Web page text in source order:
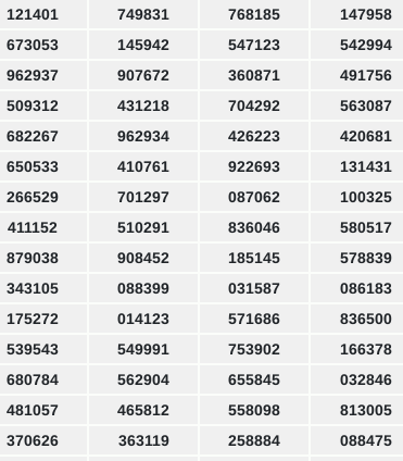
121401 749831 768185 147958
673053 145942 547123 542994
962937 907672 360871 491756
509312 431218 704292 563087
682267 962934 426223 420681
650533 410761 922693 131431
266529 701297 087062 100325
411152 510291 836046 580517
879038 908452 185145 578839
343105 088399 031587 086183
175272 014123 571686 836500
539543 549991 753902 166378
680784 562904 655845 032846
481057 465812 558098 813005
370626 363119 258884 088475